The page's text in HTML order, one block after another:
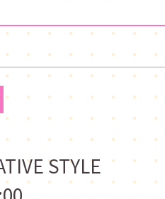
STYLE